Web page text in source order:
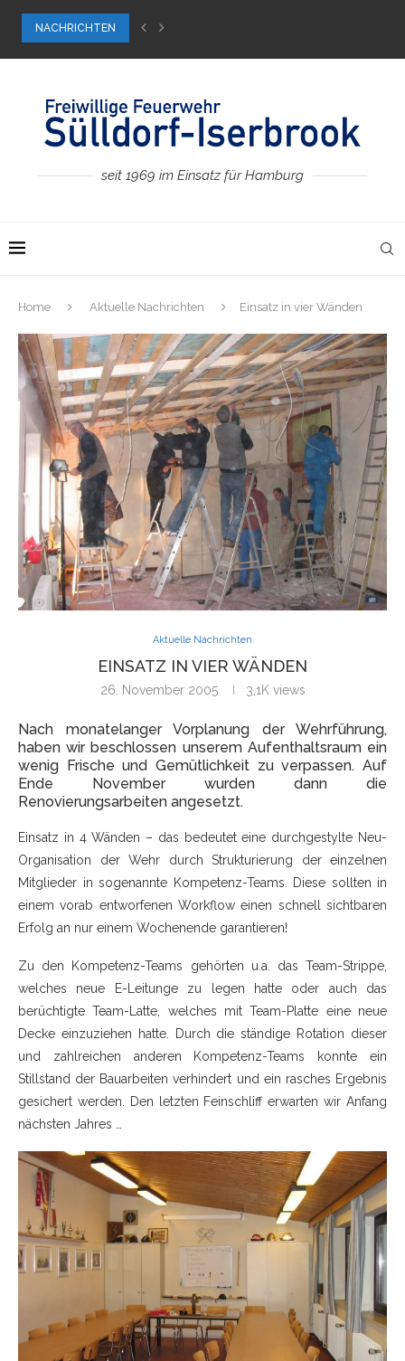
NACHRICHTEN
Bundes-August-Ernst-Pokal
seit 1969 im Einsatz für Hamburg
Home Aktuelle Nachrichten Einsatz in vier Wänden
Aktuelle Nachrichten
EINSATZ IN VIER WÄNDEN
26. November 2005 3,1K views
Nach monatelanger Vorplanung der Wehrführung,
haben wir beschlossen unserem Aufenthaltsraum ein
wenig Frische und Gemütlichkeit zu verpassen. Auf
Ende November wurden dann die
Renovierungsarbeiten angesetzt.
Einsatz in 4 Wänden – das bedeutet eine durchgestylte Neu-
Organisation der Wehr durch Strukturierung der einzelnen
Mitglieder in sogenannte Kompetenz-Teams. Diese sollten in
einem vorab entworfenen Workflow einen schnell sichtbaren
Erfolg an nur einem Wochenende garantieren!
Zu den Kompetenz-Teams gehörten u.a. das Team-Strippe,
welches neue E-Leitunge zu legen hatte oder auch das
berüchtigte Team-Latte, welches mit Team-Platte eine neue
Decke einzuziehen hatte. Durch die ständige Rotation dieser
und zahlreichen anderen Kompetenz-Teams konnte ein
Stillstand der Bauarbeiten verhindert und ein rasches Ergebnis
gesichert werden. Den letzten Feinschliff erwarten wir Anfang
nächsten Jahres …